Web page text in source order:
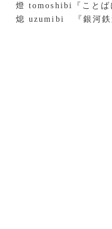
燈 tomoshibi『ことば
熄 uzumibi 『銀河鉄